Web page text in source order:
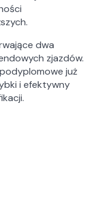
dwa
zjazdów.
już
i efektywny